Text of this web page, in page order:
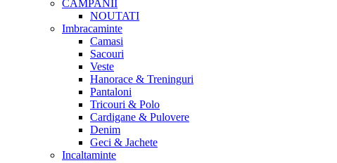
CAMPANII
NOUTATI
Imbracaminte
Camasi
Sacouri
Veste
Hanorace & Treninguri
Pantaloni
Tricouri & Polo
Cardigane & Pulovere
Denim
Geci & Jachete
Incaltaminte